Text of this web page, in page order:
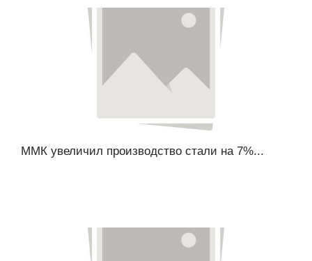
ММК увеличил производство стали на 7%...